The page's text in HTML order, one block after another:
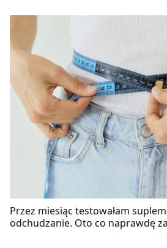
Przez miesiąc testowałam
odchudzanie. Oto co naprawdę